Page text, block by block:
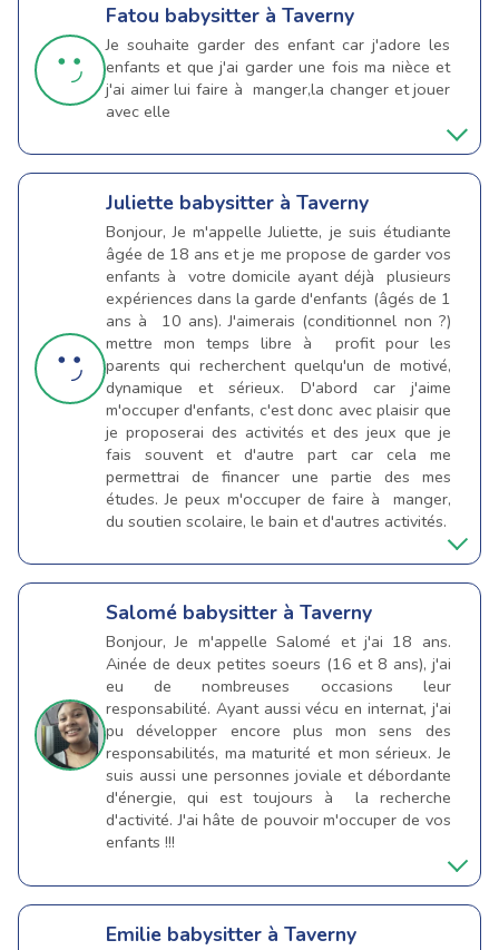
Fatou babysitter à Taverny
Je souhaite garder des enfant car j'adore les
enfants et que j'ai garder une fois ma nièce et
j'ai aimer lui faire à manger,la changer et jouer
avec elle
Juliette babysitter à Taverny
Bonjour, Je m'appelle Juliette, je suis étudiante
âgée de 18 ans et je me propose de garder vos
enfants à votre domicile ayant déjà plusieurs
expériences dans la garde d'enfants (âgés de 1
ans à 10 ans). J'aimerais (conditionnel non ?)
mettre mon temps libre à profit pour les
parents qui recherchent quelqu'un de motivé,
dynamique et sérieux. D'abord car j'aime
m'occuper d'enfants, c'est donc avec plaisir que
je proposerai des activités et des jeux que je
fais souvent et d'autre part car cela me
permettrai de financer une partie des mes
études. Je peux m'occuper de faire à manger,
du soutien scolaire, le bain et d'autres activités.
Salomé babysitter à Taverny
Bonjour, Je m'appelle Salomé et j'ai 18 ans.
Ainée de deux petites soeurs (16 et 8 ans), j'ai
eu de nombreuses occasions leur
responsabilité. Ayant aussi vécu en internat, j'ai
pu développer encore plus mon sens des
responsabilités, ma maturité et mon sérieux. Je
suis aussi une personnes joviale et débordante
d'énergie, qui est toujours à la recherche
d'activité. J'ai hâte de pouvoir m'occuper de vos
enfants !!!
Emilie babysitter à Taverny